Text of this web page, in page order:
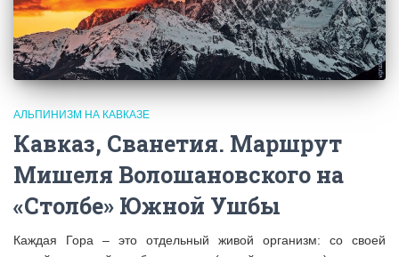
АЛЬПИНИЗМ НА КАВКАЗЕ
Кавказ, Сванетия. Маршрут
Мишеля Волошановского на
«Столбе» Южной Ушбы
Каждая Гора – это отдельный живой организм: со своей